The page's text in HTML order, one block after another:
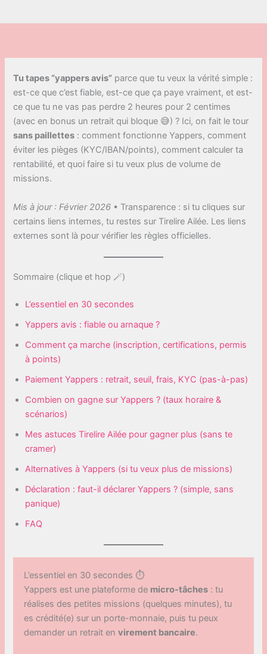
Tu tapes “yappers avis” parce que tu veux la vérité simple :
est-ce que c’est fiable, est-ce que ça paye vraiment, et est-
ce que tu ne vas pas perdre 2 heures pour 2 centimes
(avec en bonus un retrait qui bloque 😅) ? Ici, on fait le tour
sans paillettes : comment fonctionne Yappers, comment
éviter les pièges (KYC/IBAN/points), comment calculer ta
rentabilité, et quoi faire si tu veux plus de volume de
missions.
Mis à jour : Février 2026 • Transparence : si tu cliques sur
certains liens internes, tu restes sur Tirelire Ailée. Les liens
externes sont là pour vérifier les règles officielles.
Sommaire (clique et hop 🪄)
L’essentiel en 30 secondes
Yappers avis : fiable ou arnaque ?
Comment ça marche (inscription, certifications, permis
à points)
Paiement Yappers : retrait, seuil, frais, KYC (pas-à-pas)
Combien on gagne sur Yappers ? (taux horaire &
scénarios)
Mes astuces Tirelire Ailée pour gagner plus (sans te
cramer)
Alternatives à Yappers (si tu veux plus de missions)
Déclaration : faut-il déclarer Yappers ? (simple, sans
panique)
FAQ
L’essentiel en 30 secondes ⏱️
Yappers est une plateforme de micro-tâches : tu
réalises des petites missions (quelques minutes), tu
es crédité(e) sur un porte-monnaie, puis tu peux
demander un retrait envirement bancaire.